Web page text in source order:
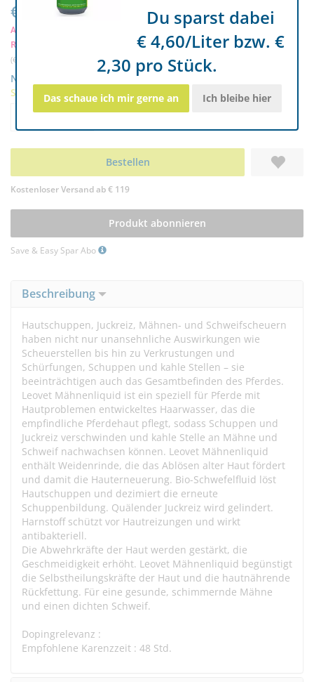
€ 18,25
Ab 2 Stück nur € 17,26
RC-Mitglieder sparen € 0,91
(€ 36,50/Liter) | inkl. MwSt. zzgl.Versand
Nur noch 11 auf Lager
Sofort lieferbar
Menge
+
Bestellen
Kostenloser Versand ab € 119
Produkt abonnieren
Save & Easy Spar Abo
Beschreibung
Hautschuppen, Juckreiz, Mähnen- und Schweifscheuern
haben nicht nur unansehnliche Auswirkungen wie
Scheuerstellen bis hin zu Verkrustungen und
Schürfungen, Schuppen und kahle Stellen – sie
beeinträchtigen auch das Gesamtbefinden des Pferdes.
Leovet Mähnenliquid ist ein speziell für Pferde mit
Hautproblemen entwickeltes Haarwasser, das die
empfindliche Pferdehaut pflegt, sodass Schuppen und
Juckreiz verschwinden und kahle Stelle an Mähne und
Schweif nachwachsen können. Leovet Mähnenliquid
enthält Weidenrinde, die das Ablösen alter Haut fördert
und damit die Hauterneuerung. Bio-Schwefelfluid löst
Hautschuppen und dezimiert die erneute
Schuppenbildung. Quälender Juckreiz wird gelindert.
Harnstoff schützt vor Hautreizungen und wirkt
antibakteriell.
Die Abwehrkräfte der Haut werden gestärkt, die
Geschmeidigkeit erhöht. Leovet Mähnenliquid begünstigt
die Selbstheilungskräfte der Haut und die hautnährende
Rückfettung. Für eine gesunde, schimmernde Mähne
und einen dichten Schweif.
Dopingrelevanz :
Empfohlene Karenzzeit : 48 Std.
Du sparst dabei
€ 4,60/Liter bzw. €
2,30 pro Stück.
Das schaue ich mir gerne an Ich bleibe hier